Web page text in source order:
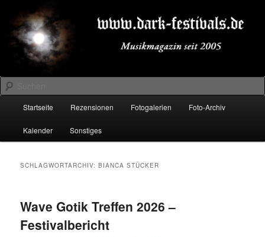
primären
Inhalt
springen
sekundären
Inhalt
springenDARK-FESTIVALS.DE
Suchen
Startseite Rezensionen Fotogalerien Foto-Archiv
Kalender Sonstiges
SCHLAGWORTARCHIV:BIANCA STÜCKER
Wave Gotik Treffen 2026 –
Festivalbericht